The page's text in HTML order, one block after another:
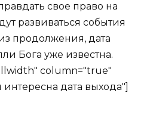
свое право на
развиваться события
продолжения, дата
Бога уже известна.
column="true"
дата выхода"]